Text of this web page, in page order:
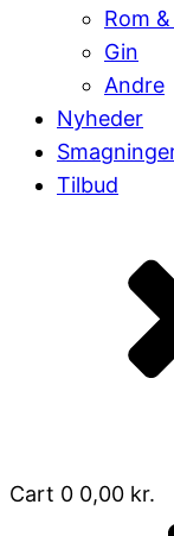
Rom
Gin
Andre
Nyheder
Tilbud
Cart 0 0,00 kr.